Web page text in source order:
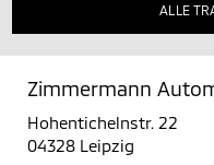
ALLE
Zimmermann
Hohentichelnstr. 22
04328 Leipzig